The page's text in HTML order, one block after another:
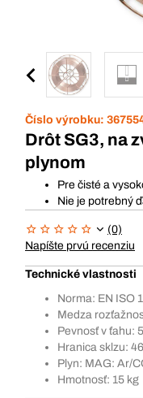
Číslo výrobku:
Drôt SG3, na
plynom
Pre čisté a
Nie je potrebný
(0)
Napíšte prvú recenziu
Technické vlastnosti
Norma: EN ISO
Medza
Pevnosť v ťahu:
Hranica sklzu:
Plyn: MAG: Ar/
Hmotnosť: 15 kg